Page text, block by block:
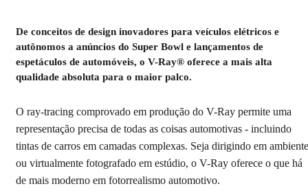
De conceitos de design inovadores para veículos elétricos e
autônomos a anúncios do Super Bowl e lançamentos de
espetáculos de automóveis, o V-Ray® oferece a mais alta
qualidade absoluta para o maior palco.
O ray-tracing comprovado em produção do V-Ray permite uma
representação precisa de todas as coisas automotivas - incluindo
tintas de carros em camadas complexas. Seja dirigindo em
ou virtualmente fotografado em estúdio, o V-Ray oferece o que há
de mais moderno em fotorrealismo automotivo.